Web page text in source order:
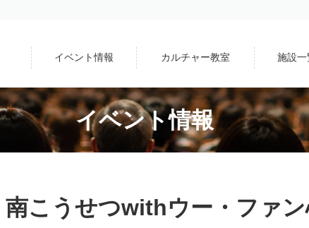
イベント情報 カルチャー教室 施設一
イベント情報
こうせつwithウー・ファン